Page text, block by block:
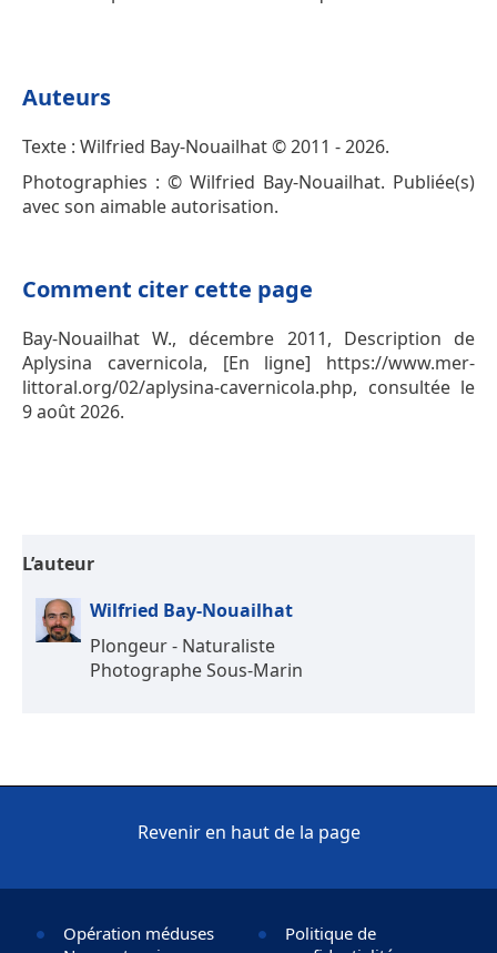
Auteurs
Texte : Wilfried Bay-Nouailhat © 2011 - 2026.
Photographies : © Wilfried Bay-Nouailhat. Publiée(s)
avec son aimable autorisation.
Comment citer cette page
Bay-Nouailhat W., décembre 2011, Description de
Aplysina cavernicola, [En ligne] https://www.mer-
littoral.org/02/aplysina-cavernicola.php, consultée le
9 août 2026.
L’auteur
Wilfried Bay-Nouailhat
Plongeur - Naturaliste
Photographe Sous-Marin
Revenir en haut de la page
Opération méduses
Politique de